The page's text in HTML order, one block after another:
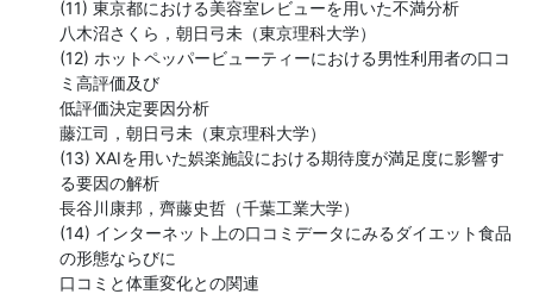
(11) 東京都における美容室レビューを用いた不満分析
八木沼さくら，朝日弓未（東京理科大学）
(12) ホットペッパービューティーにおける男性利用者の口コ
ミ高評価及び
低評価決定要因分析
藤江司，朝日弓未（東京理科大学）
(13) XAIを用いた娯楽施設における期待度が満足度に影響す
る要因の解析
長谷川康邦，齊藤史哲（千葉工業大学）
(14) インターネット上の口コミデータにみるダイエット食品
の形態ならびに
口コミと体重変化との関連